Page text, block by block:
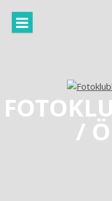
innehåll
/